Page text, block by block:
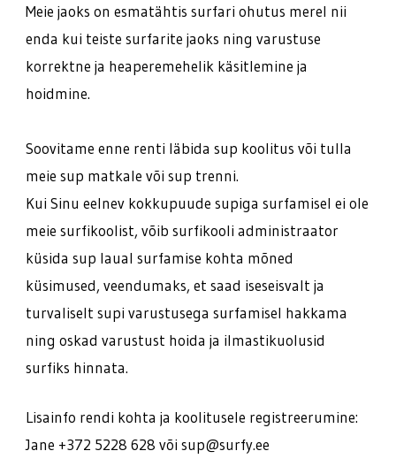
Meie jaoks on esmatähtis surfari ohutus merel nii
enda kui teiste surfarite jaoks ning varustuse
korrektne ja heaperemehelik käsitlemine ja
hoidmine.
Soovitame enne renti läbida sup koolitus või tulla
meie sup matkale või sup trenni.
Kui Sinu eelnev kokkupuude supiga surfamisel ei ole
meie surfikoolist, võib surfikooli administraator
küsida sup laual surfamise kohta mõned
küsimused, veendumaks, et saad iseseisvalt ja
turvaliselt supi varustusega surfamisel hakkama
ning oskad varustust hoida ja ilmastikuolusid
surfiks hinnata.
Lisainfo rendi kohta ja koolitusele registreerumine:
Jane +372 5228 628 või sup@surfy.ee